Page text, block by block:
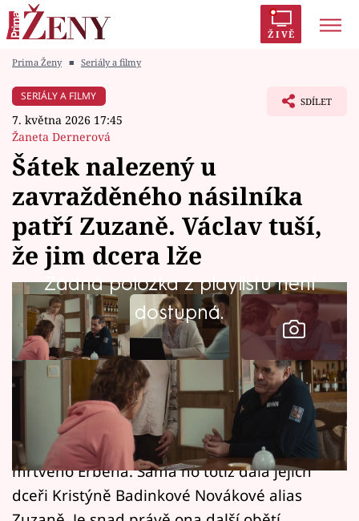
ŽIVĚ
Módní alarm
Témata
Celebrity
Vztahy
Seriály
Horoskopy
Sledujte prima+
Filmový festival Karlovy Vary
Pořady
Prima Ženy ■ Seriály a filmy
SERIÁLY A FILMY
7. května 2026 17:45
Žaneta Dernerová
SDÍLET
Šátek nalezený u
zavražděného násilníka
patří Zuzaně. Václav tuší,
že jim dcera lže
Žádná položka z playlistu není
dostupná.
Klára Cibulková jako Olga dlouho váhala, než
manželovi Václavovi v podání Miroslava
Etzlera svěřila, komu patří šátek nalezený u
mrtvého Erbena. Sama ho totiž dala jejich
dceři Kristýně Badinkové Novákové alias